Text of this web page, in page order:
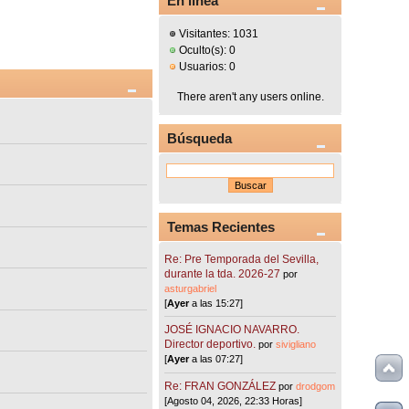
Visitantes: 1031
Oculto(s): 0
Usuarios: 0
There aren't any users online.
Búsqueda
Temas Recientes
Re: Pre Temporada del Sevilla,
durante la tda. 2026-27 por
asturgabriel
[Ayera las 15:27]
JOSÉ IGNACIO NAVARRO.
Director deportivo. porsivigliano
[Ayera las 07:27]
Re: FRAN GONZÁLEZ pordrodgom
[Agosto 04, 2026, 22:33 Horas]